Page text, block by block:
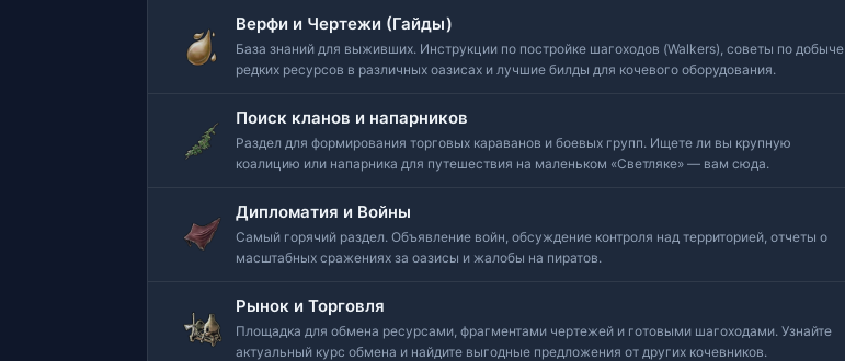
Верфи и Чертежи (Гайды)
База знаний для выживших. Инструкции по постройке шагоходов (Walkers), советы по добыче
редких ресурсов в различных оазисах и лучшие билды для кочевого оборудования.
Поиск кланов и напарников
Раздел для формирования торговых караванов и боевых групп. Ищете ли вы крупную
коалицию или напарника для путешествия на маленьком «Светляке» — вам сюда.
Дипломатия и Войны
Самый горячий раздел. Объявление войн, обсуждение контроля над территорией, отчеты о
масштабных сражениях за оазисы и жалобы на пиратов.
Рынок и Торговля
Площадка для обмена ресурсами, фрагментами чертежей и готовыми шагоходами. Узнайте
актуальный курс обмена и найдите выгодные предложения от других кочевников.